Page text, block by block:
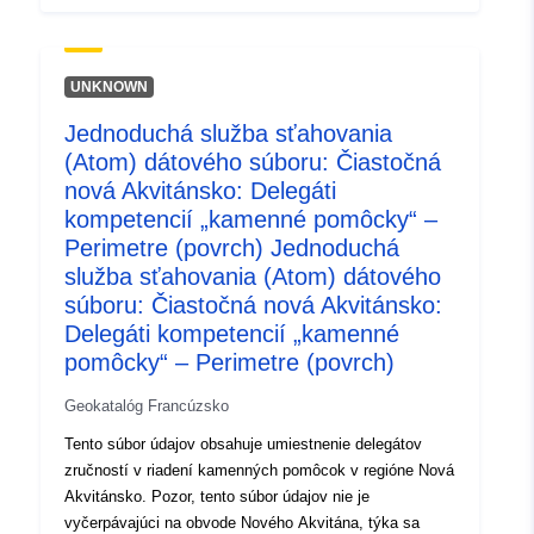
o miestnych slobodách a povinnostiach umožňuje štátu
delegovať na verejné zriadenie spolupráce medzi
spravovať pomoc z kameňa. Tieto komunity sa
nazývajú delegátmi jurisdikcie. Delegovanie právomoci
zahŕňa správu kamennej pomoci na sociálne bývanie,
pomoc na zlepšenie súkromného bývania a
predvstupové programy na prenájom. Koncom roka 2010
bolo delegovaných právomocí 28 generálnych rád a 78
EPCI (61 aglomeračných spoločenstiev, 12 mestských
komunít, 5 obcí). Pomoc, ktorú poskytujú, predstavuje
50 % intervenčného rozpočtu ANAH. V rámci
delegovania právomocí orgány rozhodujú o poskytnutí
pomoci na súkromné bývanie, najmä vlastníkom-
Zvyčajne zverujú miestnym delegáciám Anah, ktoré sa
nachádzajú v rámci rezortných riaditeľstiev území
(DDT), administratívne úlohy súvisiace so spracovaním
žiadostí o pomoc. Túto funkciu však môžu vykonávať
UNKNOWN
Jednoduchá služba sťahovania
(Atom) dátového súboru: Čiastočná
nová Akvitánsko: Delegáti
kompetencií „kamenné pomôcky“ –
Perimetre (povrch) Jednoduchá
služba sťahovania (Atom) dátového
súboru: Čiastočná nová Akvitánsko:
Delegáti kompetencií „kamenné
pomôcky“ – Perimetre (povrch)
Geokatalóg Francúzsko
Tento súbor údajov obsahuje umiestnenie delegátov
zručností v riadení kamenných pomôcok v regióne Nová
Akvitánsko. Pozor, tento súbor údajov nie je
vyčerpávajúci na obvode Nového Akvitána, týka sa